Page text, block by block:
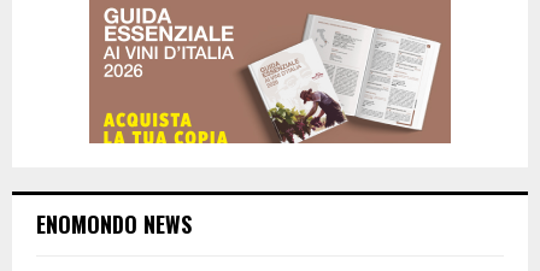
ENOMONDO NEWS